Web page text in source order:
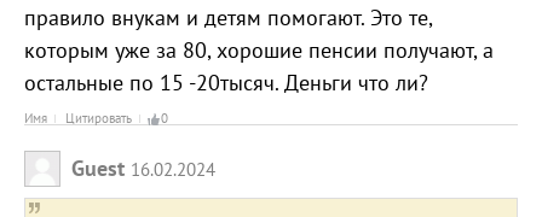
правило внукам и детям помогают. Это те,
которым уже за 80, хорошие пенсии получают, а
остальные по 15 -20тысяч. Деньги что ли?
Имя Цитировать 0
Guest 16.02.2024